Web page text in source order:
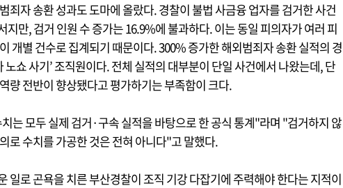
죄자 송환 성과도 도마에 올랐다. 경찰이 불법 사금융 업자를 검거한 사건
지만, 검거 인원 수 증가는 16.9%에 불과하다. 이는 동일 피의자가 여러 피
개별 건수로 집계되기 때문이다. 300% 증가한 해외범죄자 송환 실적의 경
노쇼 사기’ 조직원이다. 전체 실적의 대부분이 단일 사건에서 나왔는데, 단
량 전반이 향상됐다고 평가하기는 부족함이 크다.
는 모두 실제 검거·구속 실적을 바탕으로 한 공식 통계"라며 "검거하지 않
로 수치를 가공한 것은 전혀 아니다"고 말했다.
일로 곤욕을 치른 부산경찰이 조직 기강 다잡기에 주력해야 한다는 지적이